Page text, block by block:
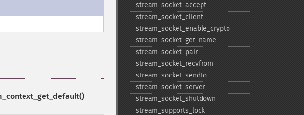
stream_​socket_​accept
stream_​socket_​client
stream_​socket_​enable_​crypto
stream_​socket_​get_​name
stream_​socket_​pair
stream_​socket_​recvfrom
stream_​socket_​sendto
stream_​socket_​server
stream_​socket_​shutdown
stream_​supports_​lock